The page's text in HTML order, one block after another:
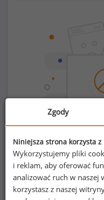
Chcesz porównać
Sprawdź ile
Zgody
Niniejsza strona korzysta
Wykorzystujemy pliki
i reklam, aby oferować
analizować ruch w
korzystasz z naszej